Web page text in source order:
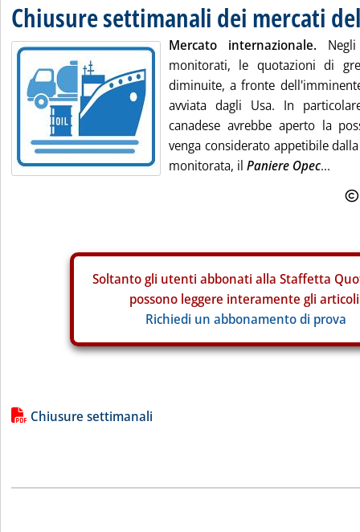
Chiusure settimanali dei mercati
Mercato internazionale.
monitorati, le quotazioni di
diminuite, a fronte
avviata dagli Usa. In
canadese avrebbe aperto la
venga considerato appetibile
monitorata, il Paniere Opec...
Soltanto gli utenti abbonati alla Staffetta
possono leggere interamente gli
Richiedi un abbonamento di prova
Lista allegati PDF alla notizia
Chiusure settimanali